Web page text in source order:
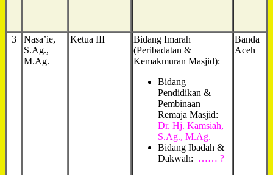
3
Nasa’ie,
S.Ag.,
M.Ag.
Ketua III
Bidang Imarah
(Peribadatan &
Kemakmuran Masjid):
Bidang
Pendidikan &
Pembinaan
Remaja Masjid:
Dr. Hj. Kamsiah,
S.Ag., M.Ag.
Bidang Ibadah &
Dakwah: …… ?
Banda
Aceh